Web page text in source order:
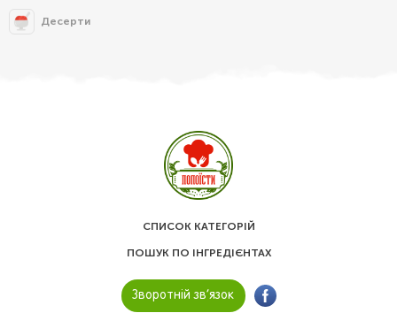
Десерти
СПИСОК КАТЕГОРІЙ
ПОШУК ПО ІНГРЕДІЄНТАХ
Зворотній зв’язок